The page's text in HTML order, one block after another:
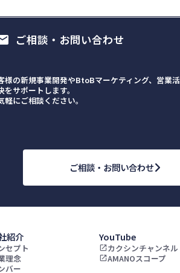
ご相談・お問い合わせ
様の新規事業開発やBtoBマーケティング、営業
をサポートします。
軽にご相談ください。
ご相談・お問い合わせ
紹介
セプト
理念
バー
YouTube
launchカクシンチャンネル
launchAMANOスコープ